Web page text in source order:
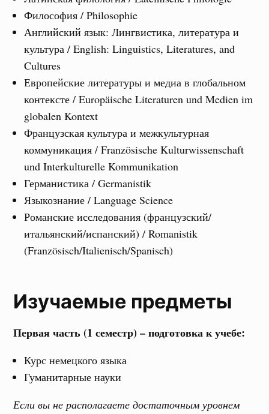
Философия / Philosophie
Английский язык: Лингвистика, литература и
культура / English: Linguistics, Literatures, and
Cultures
Европейские литературы и медиа в глобальном
контексте / Europäische Literaturen und Medien im
globalen Kontext
Французская культура и межкультурная
коммуникация / Französische Kulturwissenschaft
und Interkulturelle Kommunikation
Германистика / Germanistik
Языкознание / Language Science
Романские исследования (французский/
итальянский/испанский) / Romanistik
(Französisch/Italienisch/Spanisch)
Изучаемые предметы
Первая часть (1 семестр) – подготовка к учебе:
Курс немецкого языка
Гуманитарные науки
Если вы не располагаете достаточным уровнем